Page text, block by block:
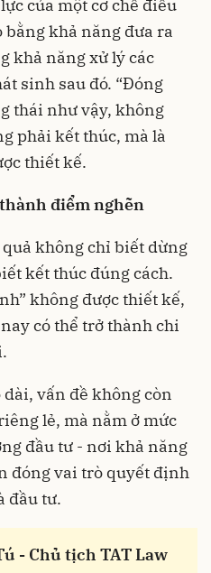
của một cơ chế điều
khả năng đưa ra
khả năng xử lý các
sinh sau đó. “Đóng
thái như vậy, không
phải kết thúc, mà là
thiết kế.
điểm nghẽn
không chỉ biết dừng
kết thúc đúng cách.
không được thiết kế,
có thể trở thành chi
vấn đề không còn
lẻ, mà nằm ở mức
đầu tư - nơi khả năng
đóng vai trò quyết định
đầu tư.
- Chủ tịch TAT Law